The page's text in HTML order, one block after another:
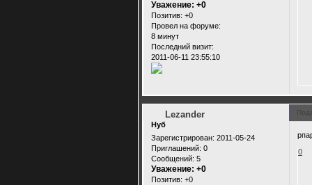
Уважение: +0
Позитив: +0
Провел на форуме:
8 минут
Последний визит:
2011-06-11 23:55:10
Lezander
Нуб
Зарегистрирован: 2011-05-24
Приглашений: 0
Сообщений: 5
Уважение: +0
Позитив: +0
0